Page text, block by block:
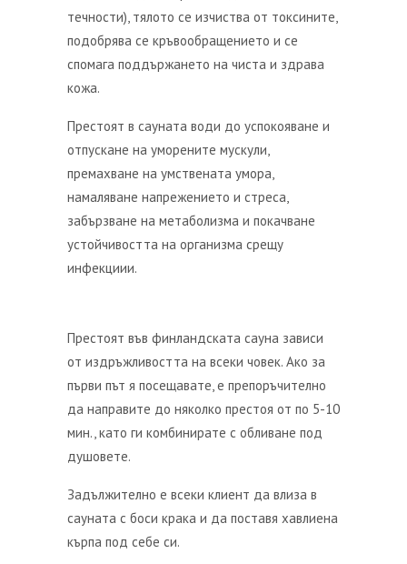
течности), тялото се изчиства от токсините,
подобрява се кръвообращението и се
спомага поддържането на чиста и здрава
кожа.
Престоят в сауната води до успокояване и
отпускане на уморените мускули,
премахване на умствената умора,
намаляване напрежението и стреса,
забързване на метаболизма и покачване
устойчивостта на организма срещу
инфекциии.
Престоят във финландската сауна зависи
от издръжливостта на всеки човек. Ако за
първи път я посещавате, е препоръчително
да направите до няколко престоя от по 5-10
мин., като ги комбинирате с обливане под
душовете.
Задължително е всеки клиент да влиза в
сауната с боси крака и да поставя хавлиена
кърпа под себе си.